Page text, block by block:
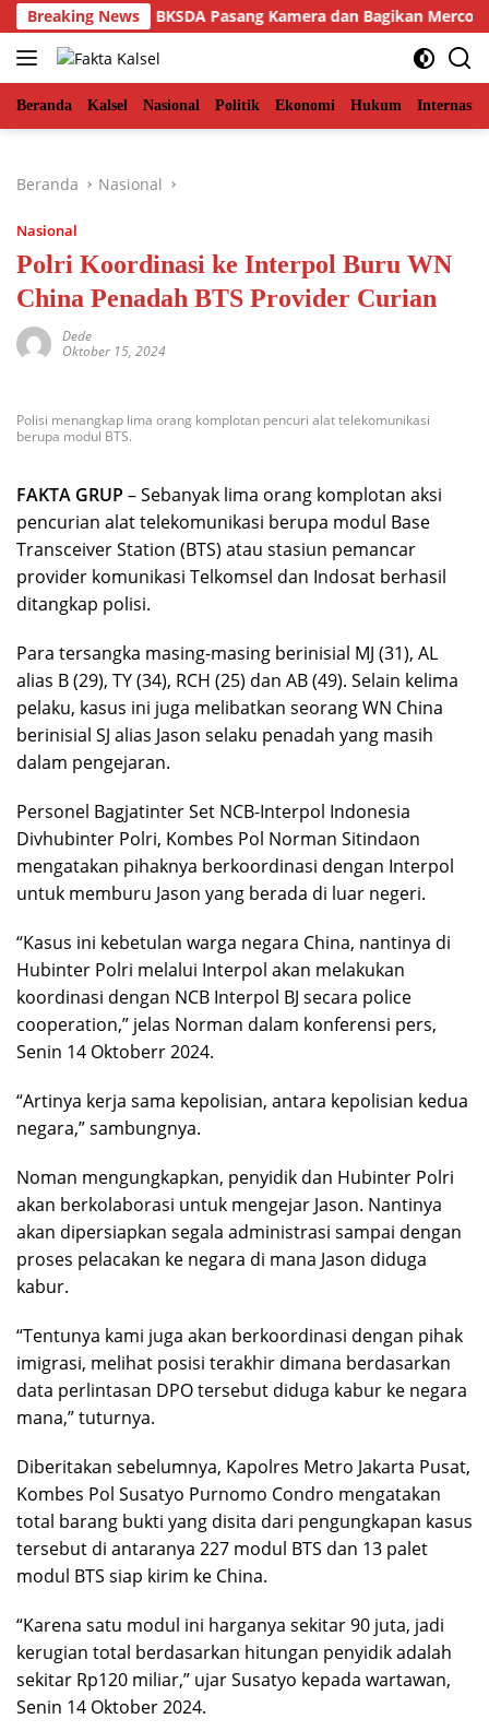
Langsung
ke
konten
Breaking News
Aceh Timur, BKSDA Pasang Kamera dan Bagikan Mercon
Beranda Kalsel Nasional Politik Ekonomi Hukum
Beranda Nasional
Nasional
Polri Koordinasi ke Interpol Buru WN
China Penadah BTS Provider Curian
Dede
Oktober 15, 2024
Polisi menangkap lima orang komplotan pencuri alat telekomunikasi
berupa modul BTS.
FAKTA GRUP – Sebanyak lima orang komplotan aksi
pencurian alat telekomunikasi berupa modul Base
Transceiver Station (BTS) atau stasiun pemancar
provider komunikasi Telkomsel dan Indosat berhasil
ditangkap polisi.
Para tersangka masing-masing berinisial MJ (31), AL
alias B (29), TY (34), RCH (25) dan AB (49). Selain kelima
pelaku, kasus ini juga melibatkan seorang WN China
berinisial SJ alias Jason selaku penadah yang masih
dalam pengejaran.
Personel Bagjatinter Set NCB-Interpol Indonesia
Divhubinter Polri, Kombes Pol Norman Sitindaon
mengatakan pihaknya berkoordinasi dengan Interpol
untuk memburu Jason yang berada di luar negeri.
“Kasus ini kebetulan warga negara China, nantinya di
Hubinter Polri melalui Interpol akan melakukan
koordinasi dengan NCB Interpol BJ secara police
cooperation,” jelas Norman dalam konferensi pers,
Senin 14 Oktoberr 2024.
“Artinya kerja sama kepolisian, antara kepolisian kedua
negara,” sambungnya.
Noman mengungkapkan, penyidik dan Hubinter Polri
akan berkolaborasi untuk mengejar Jason. Nantinya
akan dipersiapkan segala administrasi sampai dengan
proses pelacakan ke negara di mana Jason diduga
kabur.
“Tentunya kami juga akan berkoordinasi dengan pihak
imigrasi, melihat posisi terakhir dimana berdasarkan
data perlintasan DPO tersebut diduga kabur ke negara
mana,” tuturnya.
Diberitakan sebelumnya, Kapolres Metro Jakarta Pusat,
Kombes Pol Susatyo Purnomo Condro mengatakan
total barang bukti yang disita dari pengungkapan kasus
tersebut di antaranya 227 modul BTS dan 13 palet
modul BTS siap kirim ke China.
“Karena satu modul ini harganya sekitar 90 juta, jadi
kerugian total berdasarkan hitungan penyidik adalah
sekitar Rp120 miliar,” ujar Susatyo kepada wartawan,
Senin 14 Oktober 2024.